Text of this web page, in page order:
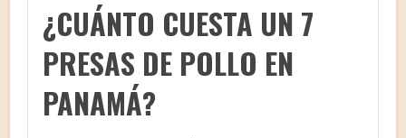
¿CUÁNTO CUESTA UN 7
PRESAS DE POLLO EN
PANAMÁ?